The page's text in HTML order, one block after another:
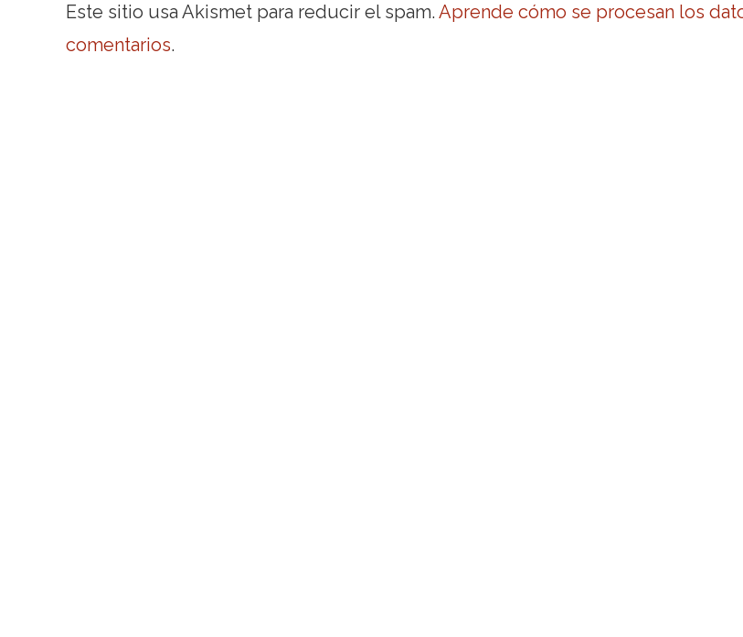
Este sitio usa Akismet para reducir el spam. Aprende cómo se procesan los
comentarios.